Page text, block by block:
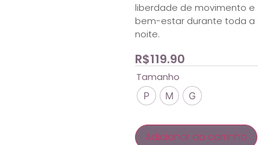
liberdade de movimento e
bem-estar durante toda a
noite.
R$119.90
Tamanho
P M G
Adicionar ao carrinho